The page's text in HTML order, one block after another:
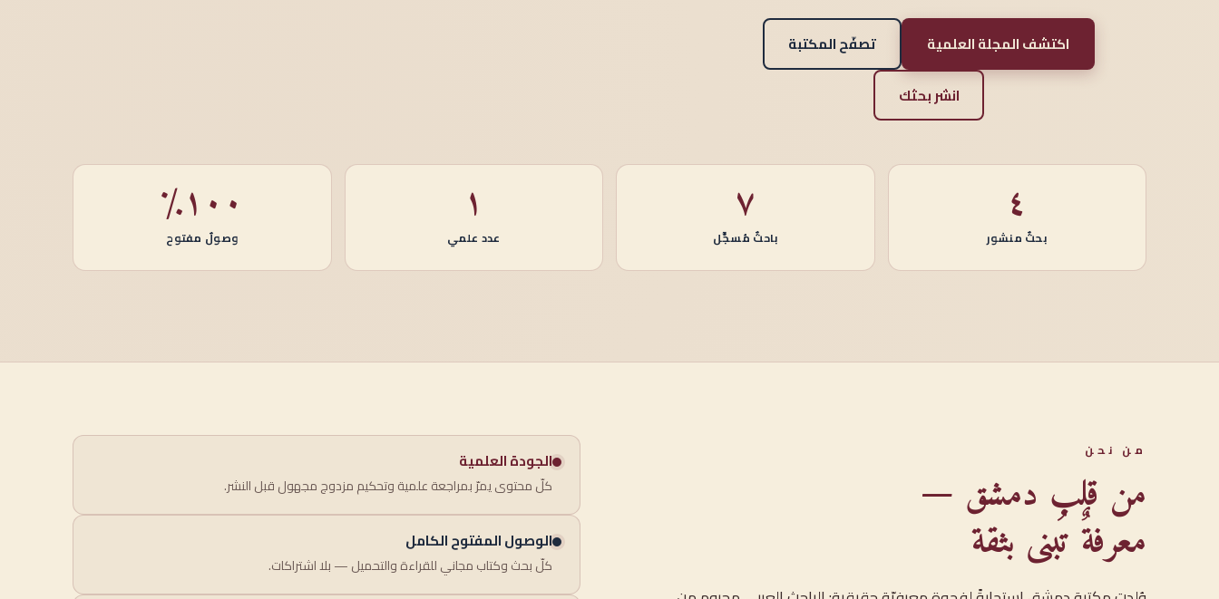
اكتشف المجلة العلمية
تصفّح المكتبة
انشر بحثك
٤
بحثٌ منشور
٧
باحثٌ مُسجَّل
١
عدد علمي
١٠٠٪
وصولٌ مفتوح
من نحن
من قلب دمشق —
معرفةٌ تُبنى بثقة
الجودة العلمية
كلّ محتوى يمرّ بمراجعة علمية وتحكيم مزدوج مجهول قبل النشر.
الوصول المفتوح الكامل
كلّ بحث وكتاب مجاني للقراءة والتحميل — بلا اشتراكات.